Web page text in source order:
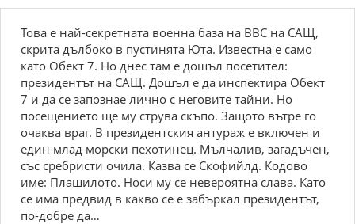
Това е най-секретната военна база на ВВС на САЩ,
скрита дълбоко в пустинята Юта. Известна е само
като Обект 7. Но днес там е дошъл посетител:
президентът на САЩ. Дошъл е да инспектира Обект
7 и да се запознае лично с неговите тайни. Но
посещението ще му струва скъпо. Защото вътре го
очаква враг. В президентския антураж е включен и
един млад морски пехотинец. Мълчалив, загадъчен,
със сребристи очила. Казва се Скофийлд. Кодово
име: Плашилото. Носи му се невероятна слава. Като
се има предвид в какво се е забъркал президентът,
по-добре да…